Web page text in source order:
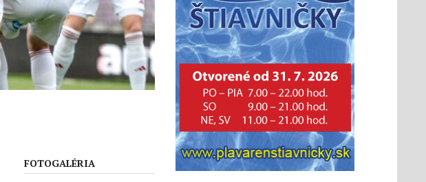
FOTOGALÉRIA